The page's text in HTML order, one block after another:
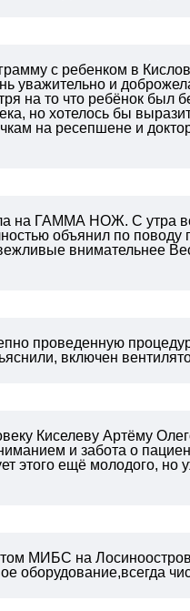
с ребенком в
уважительно и
на то что ребёнок
но хотелось бы
на ресепшене и
на ГАММА НОЖ. С утра
объянил по
внимательнее
проведенную
включен
Киселеву Артёму
и забота о
этого ещё молодого,
МИБС на
оборудование,всегда